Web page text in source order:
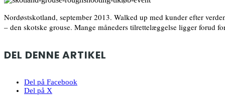
Nordøstskotland, september 2013. Walked up med kunder efter
– den skotske grouse. Mange måneders tilrettelæggelse ligger forud
DEL DENNE ARTIKEL
Del på Facebook
Del på X